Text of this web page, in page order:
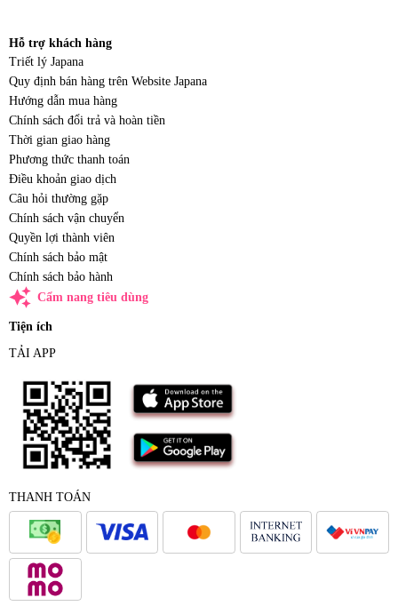
Hỗ trợ khách hàng
Triết lý Japana
Quy định bán hàng trên Website Japana
Hướng dẫn mua hàng
Chính sách đổi trả và hoàn tiền
Thời gian giao hàng
Phương thức thanh toán
Điều khoản giao dịch
Câu hỏi thường gặp
Chính sách vận chuyển
Quyền lợi thành viên
Chính sách bảo mật
Chính sách bảo hành
auto_awesome Cẩm nang tiêu dùng
Tiện ích
TẢI APP
THANH TOÁN